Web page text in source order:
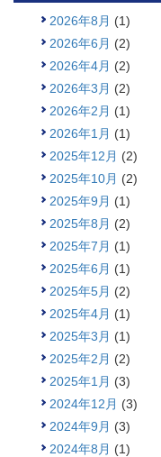
2026年8月 (1)
2026年6月 (2)
2026年4月 (2)
2026年3月 (2)
2026年2月 (1)
2026年1月 (1)
2025年12月 (2)
2025年10月 (2)
2025年9月 (1)
2025年8月 (2)
2025年7月 (1)
2025年6月 (1)
2025年5月 (2)
2025年4月 (1)
2025年3月 (1)
2025年2月 (2)
2025年1月 (3)
2024年12月 (3)
2024年9月 (3)
2024年8月 (1)